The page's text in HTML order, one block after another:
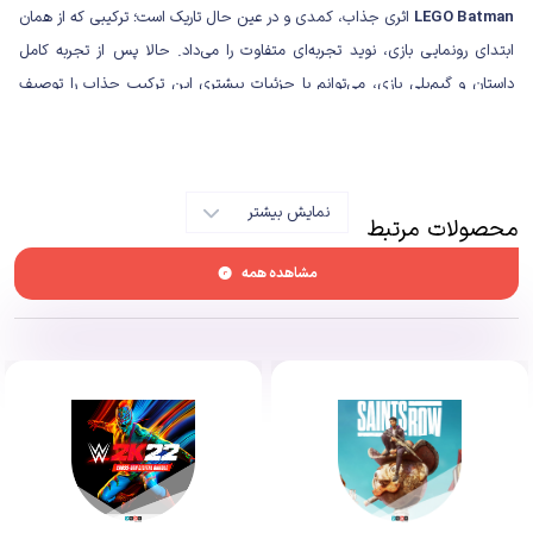
LEGO Batman اثری جذاب، کمدی و در عین حال تاریک است؛ ترکیبی که از همان
ابتدای رونمایی بازی، نوید تجربه‌ای متفاوت را می‌داد. حالا پس از تجربه کامل
داستان و گیم‌پلی بازی، می‌توانم با جزئیات بیشتری این ترکیب جذاب را توصیف
نمایش بیشتر محصولات مرتبط
مشاهده همه